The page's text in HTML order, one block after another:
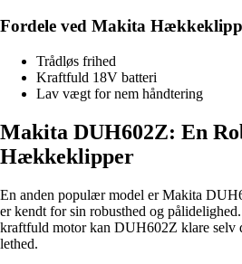
Fordele ved Makita
Trådløs frihed
Kraftfuld 18V batteri
Lav vægt for nem håndtering
Makita DUH602Z: En
Hækkeklipper
En anden populær model er Makita
er kendt for sin robusthed og
kraftfuld motor kan DUH602Z klare selv
lethed.